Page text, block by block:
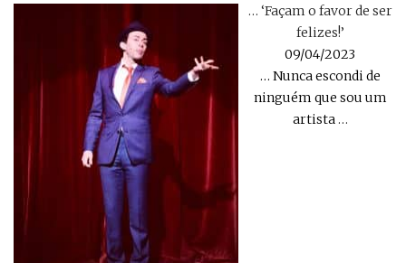
… ‘Façam o favor de ser
felizes!’
09/04/2023
… Nunca escondi de
ninguém que sou um
artista…